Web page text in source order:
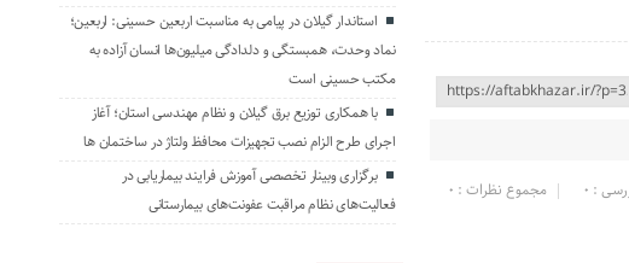
مجموع نظرات : 0 : 0
استاندار گیلان در پیامی به مناسبت اربعین حسینی: اربعین؛
نماد وحدت، همبستگی و دلدادگی میلیون‌ها انسان آزاده به
مکتب حسینی است
با همکاری توزیع برق گیلان و نظام مهندسی استان؛ آغاز
اجرای طرح الزام نصب تجهیزات محافظ ولتاژ در ساختمان ها
برگزاری وبینار تخصصی آموزش فرایند بیماریابی در
فعالیت‌های نظام مراقبت عفونت‌های بیمارستانی